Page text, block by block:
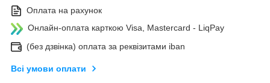
Оплата на рахунок
Онлайн-оплата карткою Visa, Mastercard - LiqPay
(без дзвінка) оплата за реквізитами iban
Всі умови оплати